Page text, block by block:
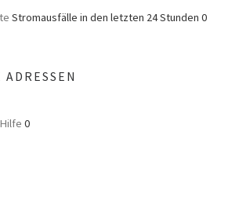
Stromausfälle in den letzten 24 Stunden 0
0